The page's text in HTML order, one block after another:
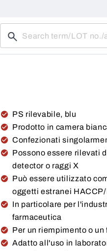
PS rilevabile, blu
Prodotto in camera
Confezionati
Possono essere rilevati
detector o raggi X
Può essere utilizzato
oggetti estranei
In particolare per
farmaceutica
Per un riempimento o
Adatto all'uso in